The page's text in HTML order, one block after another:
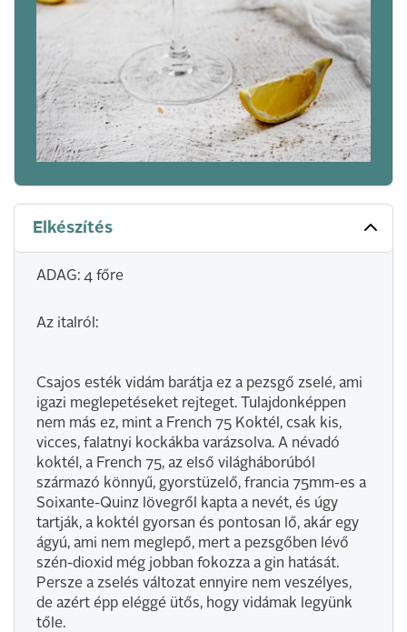
Elkészítés
ADAG: 4 főre
Az italról:
Csajos esték vidám barátja ez a pezsgő zselé, ami
igazi meglepetéseket rejteget. Tulajdonképpen
nem más ez, mint a French 75 Koktél, csak kis,
vicces, falatnyi kockákba varázsolva. A névadó
koktél, a French 75, az első világháborúból
származó könnyű, gyorstüzelő, francia 75mm-es a
Soixante-Quinz lövegről kapta a nevét, és úgy
tartják, a koktél gyorsan és pontosan lő, akár egy
ágyú, ami nem meglepő, mert a pezsgőben lévő
szén-dioxid még jobban fokozza a gin hatását.
Persze a zselés változat ennyire nem veszélyes,
de azért épp eléggé ütős, hogy vidámak legyünk
tőle.